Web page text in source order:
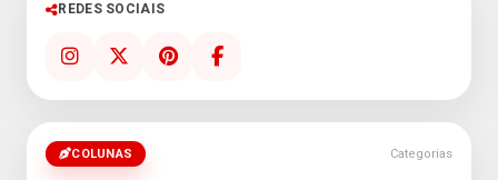
REDES SOCIAIS
COLUNAS Categorias